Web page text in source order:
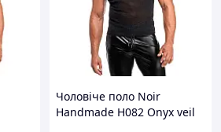
Чоловіче поло Noir
Handmade H082 Onyx veil